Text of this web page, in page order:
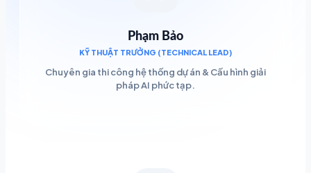
Phạm Bảo
KỸ THUẬT TRƯỞNG (TECHNICAL LEAD)
Chuyên gia thi công hệ thống dự án & Cấu hình giải
pháp AI phức tạp.